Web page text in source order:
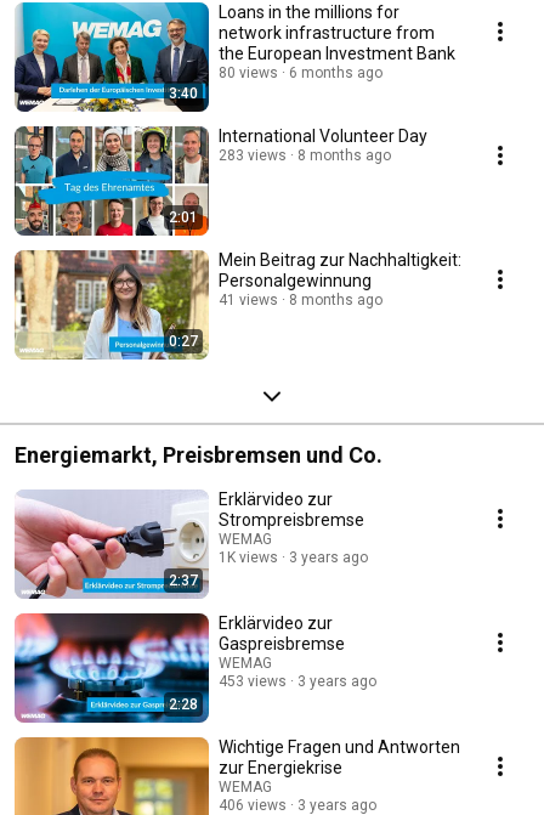
3:40
Loans in the millions for
network infrastructure from
the European Investment Bank
80 views 6 months ago
2:01
International Volunteer Day
283 views 8 months ago
0:27
Mein Beitrag zur Nachhaltigkeit:
Personalgewinnung
41 views 8 months ago
Energiemarkt, Preisbremsen und Co.
2:37
Erklärvideo zur
Strompreisbremse
WEMAG
1K views
3 years ago
2:28
Erklärvideo zur
Gaspreisbremse
WEMAG
453 views
3 years ago
Wichtige Fragen und Antworten
zur Energiekrise
WEMAG
406 views
3 years ago